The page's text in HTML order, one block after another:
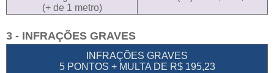
(+ de 1 metro)
3 - INFRAÇÕES GRAVES
INFRAÇÕES GRAVES
5 PONTOS + MULTA DE R$ 195,23